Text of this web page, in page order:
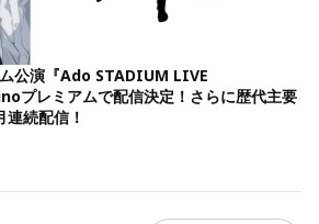
公演『Ado STADIUM LIVE
プレミアムで配信決定！さらに歴代主要
続配信！